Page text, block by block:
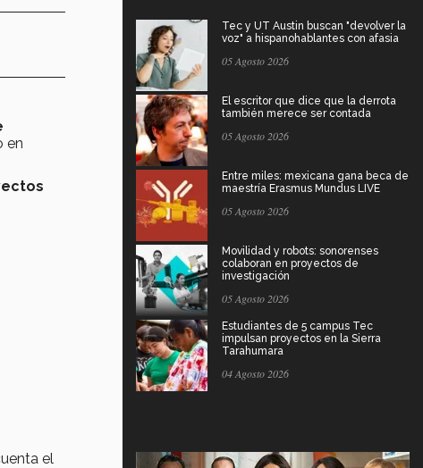
en
el
Tec y UT Austin buscan "devolver la
voz" a hispanohablantes con afasia
05 Agosto 2026
El escritor que dice que la derrota
también merece ser contada
05 Agosto 2026
Entre miles: mexicana gana beca de
maestría Erasmus Mundus LIVE
05 Agosto 2026
Movilidad y robots: sonorenses
colaboran en proyectos de
investigación
05 Agosto 2026
Estudiantes de 5 campus Tec
impulsan proyectos en la Sierra
Tarahumara
04 Agosto 2026